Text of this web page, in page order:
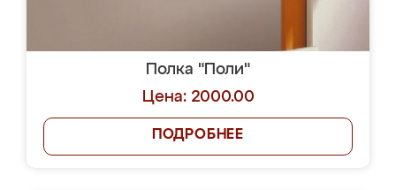
Полка "Поли"
Цена: 2000.00
ПОДРОБНЕЕ